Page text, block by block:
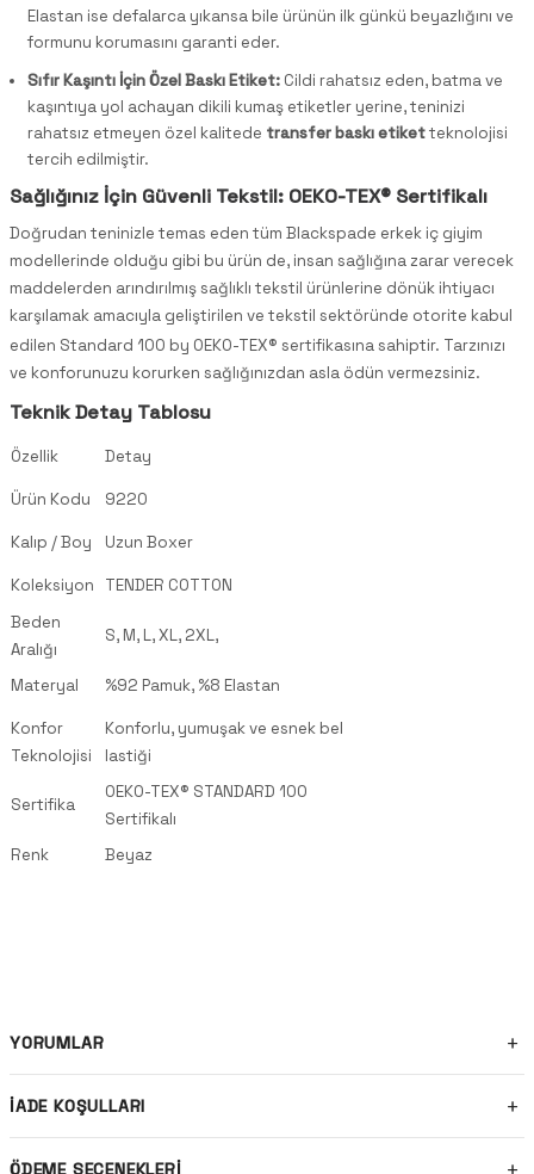
Elastan ise defalarca yıkansa bile ürünün ilk günkü beyazlığını ve
formunu korumasını garanti eder.
Sıfır Kaşıntı İçin Özel Baskı Etiket: Cildi rahatsız eden, batma ve
kaşıntıya yol achayan dikili kumaş etiketler yerine, teninizi
rahatsız etmeyen özel kalitede transfer baskı etiketteknolojisi
tercih edilmiştir.
Sağlığınız İçin Güvenli Tekstil: OEKO-TEX® Sertifikalı
Doğrudan teninizle temas eden tüm Blackspade erkek iç giyim
modellerinde olduğu gibi bu ürün de, insan sağlığına zarar verecek
maddelerden arındırılmış sağlıklı tekstil ürünlerine dönük ihtiyacı
karşılamak amacıyla geliştirilen ve tekstil sektöründe otorite kabul
edilen Standard 100 by OEKO-TEX® sertifikasına sahiptir. Tarzınızı
ve konforunuzu korurken sağlığınızdan asla ödün vermezsiniz.
Teknik Detay Tablosu
Özellik Detay
Ürün Kodu 9220
Kalıp / Boy Uzun Boxer
Koleksiyon
TENDER COTTON
Beden
Aralığı
S, M, L, XL, 2XL,
Materyal %92 Pamuk, %8 Elastan
Konfor
Teknolojisi
Konforlu, yumuşak ve esnek bel
lastiği
Sertifika
OEKO-TEX® STANDARD 100
Sertifikalı
Renk
Beyaz
YORUMLAR
İADE KOŞULLARI
ÖDEME SEÇENEKLERI